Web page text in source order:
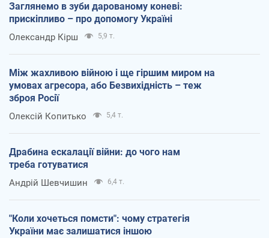
Заглянемо в зуби дарованому коневі:
прискіпливо – про допомогу Україні
Олександр Кірш 5,9 т.
Між жахливою війною і ще гіршим миром на
умовах агресора, або Безвихідність – теж
зброя Росії
Олексій Копитько 5,4 т.
Драбина ескалації війни: до чого нам
треба готуватися
Андрій Шевчишин 6,4 т.
"Коли хочеться помсти": чому стратегія
України має залишатися іншою